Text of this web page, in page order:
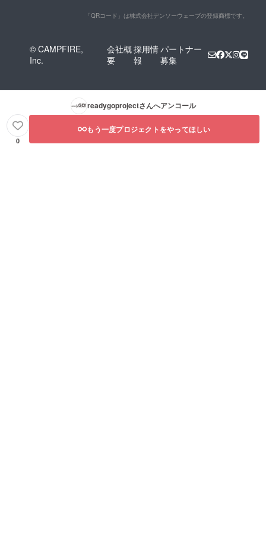
「QRコード」は株式会社デンソーウェーブの登録商標です。
© CAMPFIRE,
Inc.
会社概
要
採用情
報
パートナー
募集
readygoprojectさんへアンコール
0
もう一度プロジェクトをやってほしい